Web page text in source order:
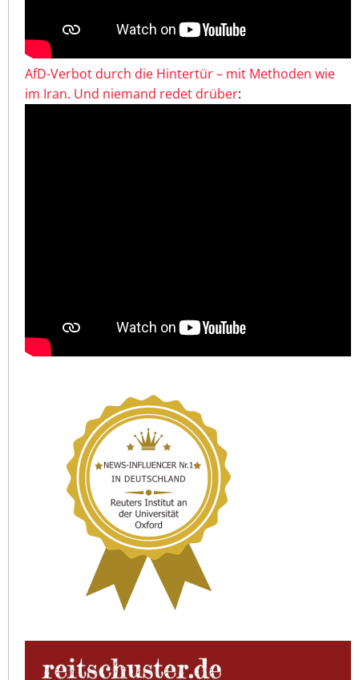
AfD-Verbot durch die Hintertür – mit Methoden wie
im Iran. Und niemand redet drüber: